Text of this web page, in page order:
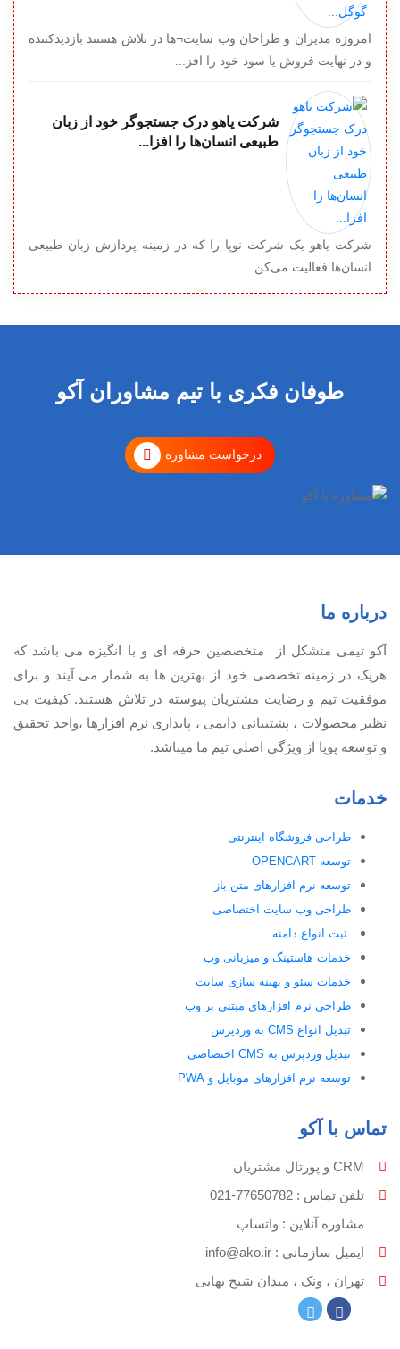
امروزه مدیران و طراحان وب سایت¬ها در تلاش هستند بازدیدکننده
و در نهایت فروش یا سود خود را افز...
شرکت یاهو درک جستجوگر خود از زبان
طبیعی انسان‏‌ها را افزا...
شرکت یاهو یک شرکت نوپا را که در زمینه پردازش زبان طبیعی
انسان‏‌ها فعالیت می‌‏کن...
طوفان فکری با تیم مشاوران آکو
درخواست مشاوره
درباره ما
آكو تيمی متشکل از متخصصین حرفه ای و با انگیزه می باشد که
هریک در زمینه تخصصی خود از بهترین ها به شمار می آیند و برای
موفقیت تيم و رضایت مشتریان پیوسته در تلاش هستند. کیفیت بی
نظير محصولات ، پشتیبانی دايمی ، پایداری نرم افزارها ،واحد تحقیق
و توسعه پویا از ویژگی اصلی تیم ما میباشد.
خدمات
طراحی فروشگاه اینترنتی
توسعه OPENCART
توسعه نرم افزارهای متن باز
طراحی وب سایت اختصاصی
ثبت انواع دامنه
خدمات هاستینگ و میزبانی وب
خدمات سئو و بهینه سازی سایت
طراحی نرم افزارهای مبتنی بر وب
تبدیل انواع CMS به وردپرس
تبدیل وردپرس به CMS اختصاصی
توسعه نرم افزارهای موبایل و PWA
تماس با آکو
CRM و پورتال مشتریان
تلفن تماس :‌ 77650782-021
مشاوره آنلاین : واتساپ
ایمیل سازمانی :‌ info@ako.ir
تهران ، ونک ، میدان شیخ بهایی